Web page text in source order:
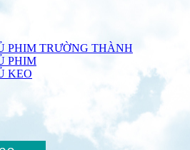
PHIM TRƯỜNG THÀNH
PHIM
KEO